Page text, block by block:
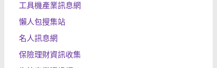
工具機產業訊息網
懶人包搜集站
名人訊息網
保險理財資訊收集